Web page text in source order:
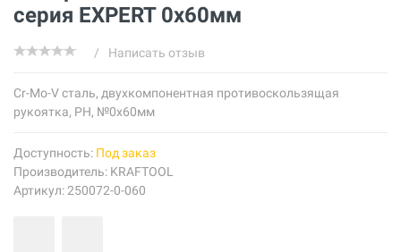
серия EXPERT 0x60мм
/ Написать отзыв
Cr-Mo-V сталь, двухкомпонентная противоскользящая
рукоятка, PH, №0x60мм
Доступность: Под заказ
Производитель: KRAFTOOL
Артикул: 250072-0-060